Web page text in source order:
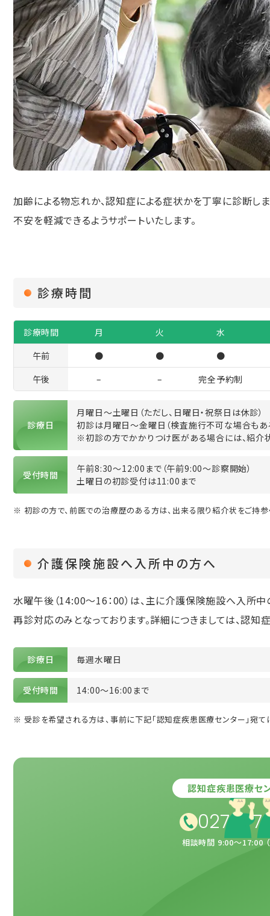
加齢による物忘れか、認知症による症状かを丁寧に診断し
不安を軽減できるようサポートいたします。
診療時間
診療時間 月 火
水
午前
● ●
●
午後
– – 完全予約制
診療日
月曜日～土曜日（ただし、日曜日・祝祭日は休診）
初診は月曜日～金曜日（検査施行不可な場合もあ
※初診の方でかかりつけ医がある場合には、紹介
受付時間
午前8:30～12:00まで（午前9:00～診察開始）
土曜日の初診受付は11:00まで
※ 初診の方で、前医での治療歴のある方は、出来る限り紹介状をご持参
介護保険施設へ入所中の方へ
水曜午後（14:00～16：00）は、主に介護保険施設へ入所
再診対応のみとなっております。詳細につきましては、認
診療日 毎週水曜日
受付時間 14:00～16:00まで
※ 受診を希望される方は、事前に下記「認知症疾患医療センター」宛て
認知症疾患医療セ
0270-
相談時間 9:00～17:00 （